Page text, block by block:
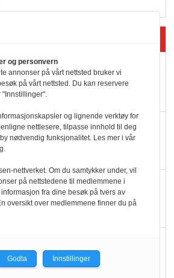
i praksis
Rema-flaggskip
dundrer videre
Slik opprettholdes
ølsalget
Færre varer, men fulle
hyller
KI lager mat i butikken
og personvern
annonser på vårt nettsted bruker vi
på vårt nettsted. Du kan reservere
"Innstillinger".
og lignende verktøy for
nettlesere, tilpasse innhold til deg
nødvendig funksjonalitet. Les mer i vår
nettverket. Om du samtykker under, vil
på nettstedene til medlemmene i
fra dine besøk på tvers av
oversikt over medlemmene finner du på
Godta Innstillinger